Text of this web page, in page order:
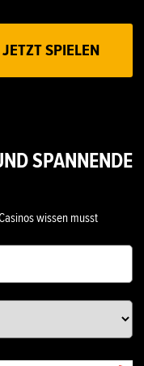
JETZT SPIELEN
SPANNENDE
wissen musst